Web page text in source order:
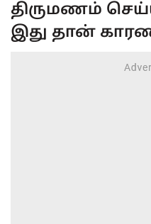
திருமணம்
இது தான்